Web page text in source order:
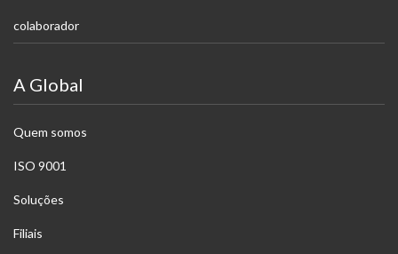
colaborador
A Global
Quem somos
ISO 9001
Soluções
Filiais